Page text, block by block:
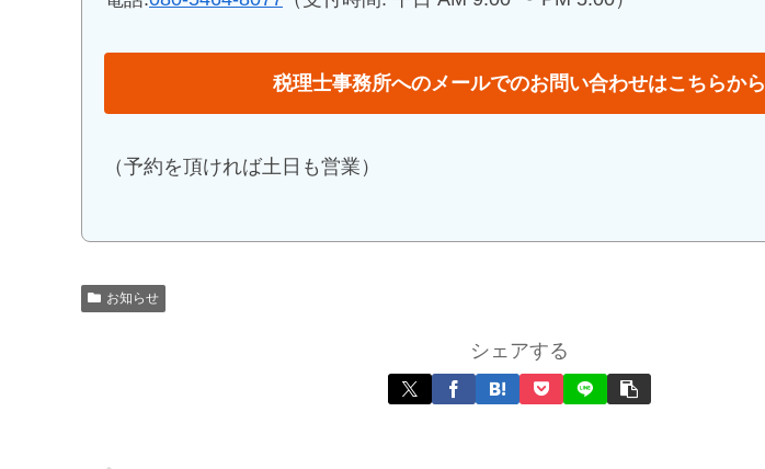
税理士事務所へのメールでのお問い合わせはこちらから
（予約を頂ければ土日も営業）
お知らせ
シェアする